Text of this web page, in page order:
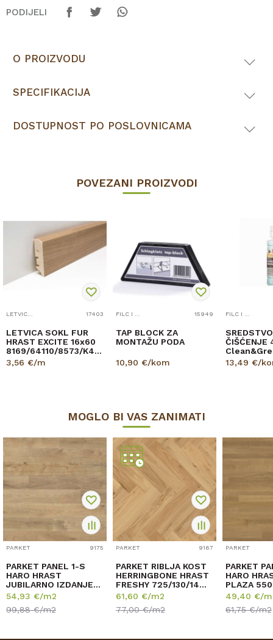
PODIJELI
O PROIZVODU
SPECIFIKACIJA
DOSTUPNOST PO POSLOVNICAMA
POVEZANI PROIZVODI
K419/409x/5985/K4...
17403
LETVICA SOKL FUR
HRAST EXCITE 16x60
8169/64110/8573/K462/
2200mm
3,56 €/m
15949
TAP BLOCK ZA
MONTAŽU PODA
10,90 €/kom
ČIŠĆENJE
PARKET
13,49 €/
MOGLO BI VAS ZANIMATI
PARKET 9175
PARKET PANEL 1-S
HARO HRAST
JUBILARNO IZDANJE
Sauvage 549777 lak
13,5/180/2200m...
54,93 €/m2
99,88€/m2
PARKET 9167
PARKET RIBLJA KOST
HERRINGBONE HRAST
FRESHY 725/130/14
mm p=0,65 m2
61,60 €/m2
77,00€/m2
PARKET
PARKET
HARO
PLAZA
13,5/240/
p=3,17m2
49,40 €/
61,75€/m2